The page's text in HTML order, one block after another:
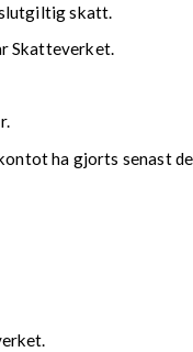
skatt.
Skatteverket.
ha gjorts senast